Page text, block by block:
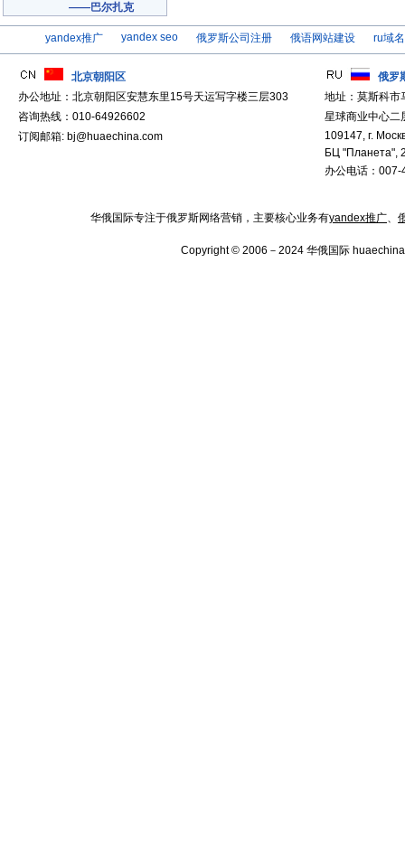
——巴尔扎克
yandex推广 yandex seo 俄罗斯公司注册 俄语网站建设 ru域
北京朝阳区
办公地址：北京朝阳区安慧东里15号天运写字楼三层303
咨询热线：010-64926602
订阅邮箱: bj@huaechina.com
俄罗
地址：莫斯科市
星球商业中心二
109147, г.
БЦ "Планета",
办公电话：
华俄国际专注于俄罗斯网络营销，主要核心业务有yandex推广、
Copyright © 2006－2024 华俄国际